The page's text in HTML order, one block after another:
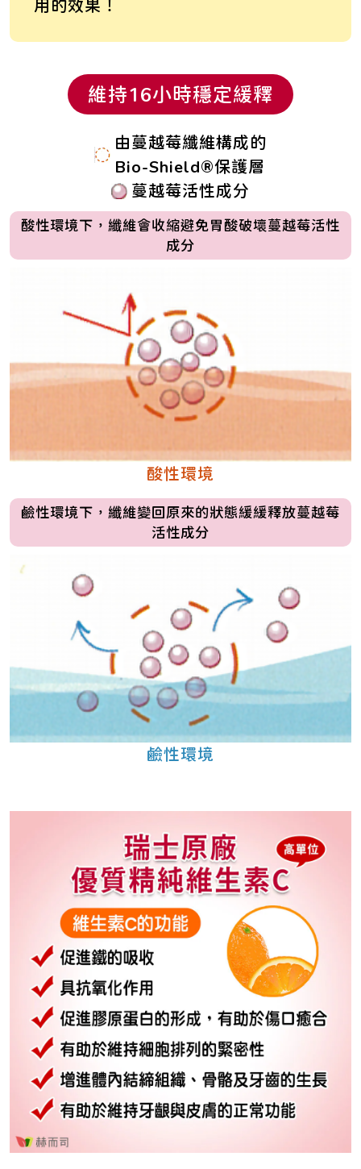
用的效果！
維持16小時穩定緩釋
由蔓越莓纖維構成的
Bio-Shield®保護層
蔓越莓活性成分
酸性環境下，纖維會收縮避免胃酸破壞蔓越莓活性
成分
酸性環境
鹼性環境下，纖維變回原來的狀態緩緩釋放蔓越莓
活性成分
鹼性環境